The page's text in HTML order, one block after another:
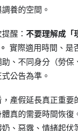
養的空間。
醒： 不要理解成「
實際適用時間、是
、不同身分（勞保
公告為準。
產假延長真正重要
真的需要時間恢復
、惡露、情緒起伏